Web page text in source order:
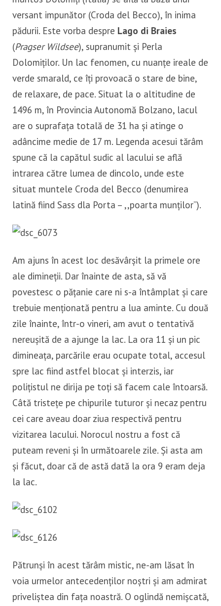
versant impunător (Croda del Becco), în inima
pădurii. Este vorba despre Lago di Braies
(Pragser Wildsee), supranumit și Perla
Dolomiților. Un lac fenomen, cu nuanțe ireale de
verde smarald, ce îți provoacă o stare de bine,
de relaxare, de pace. Situat la o altitudine de
1496 m, în Provincia Autonomă Bolzano, lacul
are o suprafața totală de 31 ha și atinge o
adâncime medie de 17 m. Legenda acesui tărâm
spune că la capătul sudic al lacului se află
intrarea către lumea de dincolo, unde este
situat muntele Croda del Becco (denumirea
latină fiind Sass dla Porta – ,,poarta munților”).
Am ajuns în acest loc desăvârșit la primele ore
ale dimineții. Dar înainte de asta, să vă
povestesc o pățanie care ni s-a întâmplat și care
trebuie menționată pentru a lua aminte. Cu două
zile înainte, într-o vineri, am avut o tentativă
nereușită de a ajunge la lac. La ora 11 și un pic
dimineața, parcările erau ocupate total, accesul
spre lac fiind astfel blocat și interzis, iar
polițistul ne dirija pe toți să facem cale întoarsă.
Câtă tristețe pe chipurile tuturor și necaz pentru
cei care aveau doar ziua respectivă pentru
vizitarea lacului. Norocul nostru a fost că
puteam reveni și în următoarele zile. Și asta am
și făcut, doar că de astă dată la ora 9 eram deja
la lac.
Pătrunși în acest tărâm mistic, ne-am lăsat în
voia urmelor antecedenților noștri și am admirat
priveliștea din fața noastră. O oglindă nemișcată,